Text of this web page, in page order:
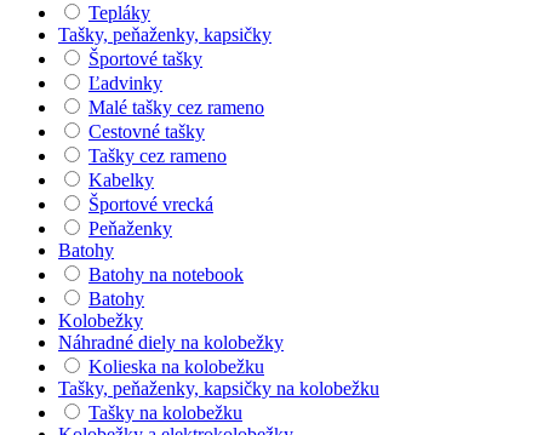
Tepláky
Tašky, peňaženky, kapsičky
Športové tašky
Ľadvinky
Malé tašky cez rameno
Cestovné tašky
Tašky cez rameno
Kabelky
Športové vrecká
Peňaženky
Batohy
Batohy na notebook
Batohy
Kolobežky
Náhradné diely na kolobežky
Kolieska na kolobežku
Tašky, peňaženky, kapsičky na kolobežku
Tašky na kolobežku